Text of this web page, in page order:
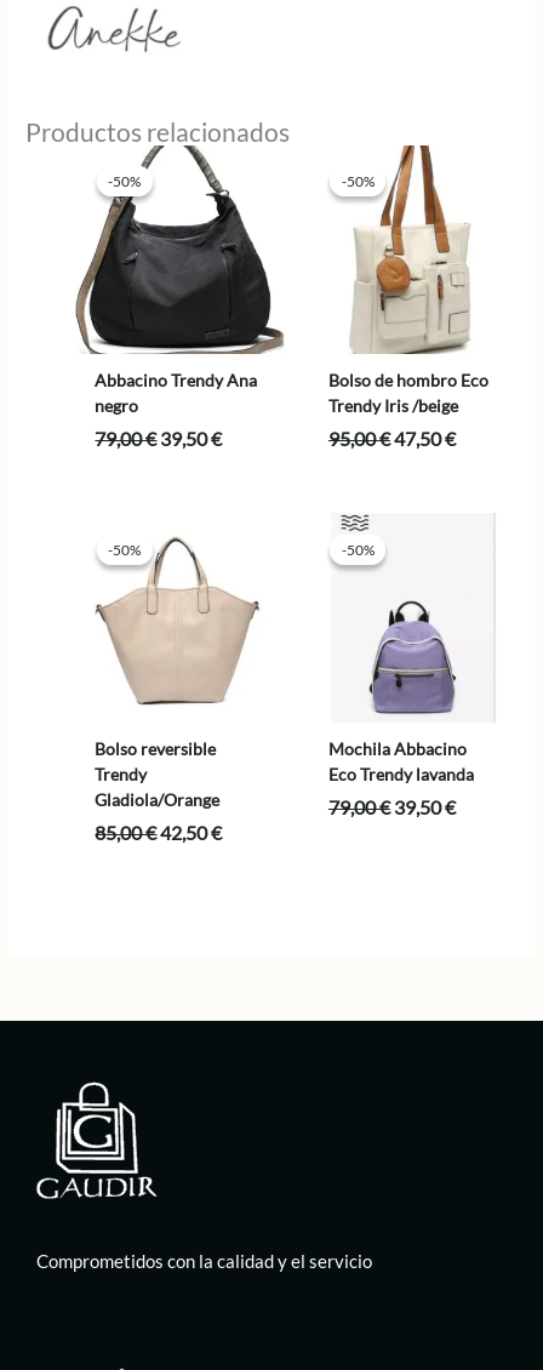
Productos relacionados
-50%
-50%
Abbacino Trendy Ana
negro
79,00€El
79,00 €.
39,50€El
-50%
-50%
Bolso de hombro Eco
Trendy Iris /beige
95,00€El
47,50€El
-50%
-50%
Bolso reversible
Trendy
Gladiola/Orange
85,00€El
42,50€El
-50%
-50%
Mochila Abbacino
Eco Trendy lavanda
79,00€ El
39,50€El
Comprometidos con la calidad y el servicio